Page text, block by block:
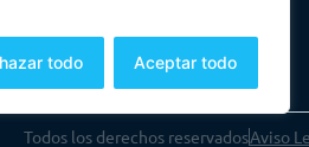
todo Aceptar todo
Todos los derechos reservadosAviso